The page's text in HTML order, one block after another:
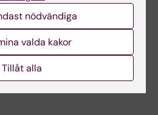
nödvändiga
valda kakor
Tillåt alla